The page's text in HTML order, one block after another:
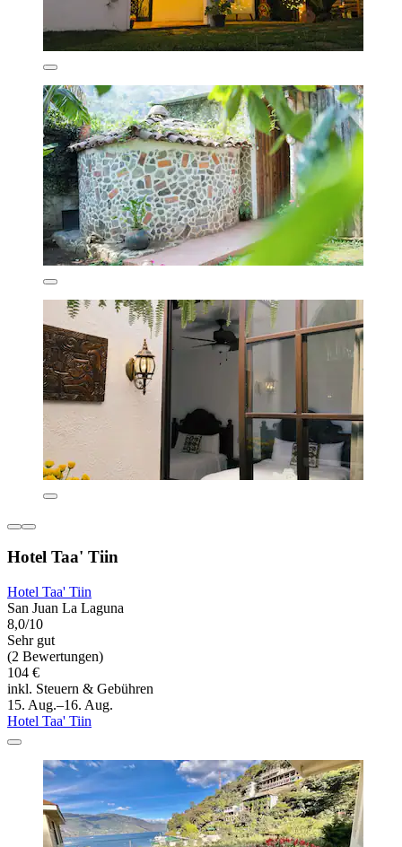
Hotel Taa' Tiin
Hotel Taa' Tiin
San Juan La Laguna
8,0/10
Sehr gut
(2 Bewertungen)
104 €
inkl. Steuern & Gebühren
15. Aug.–16. Aug.
Hotel Taa' Tiin